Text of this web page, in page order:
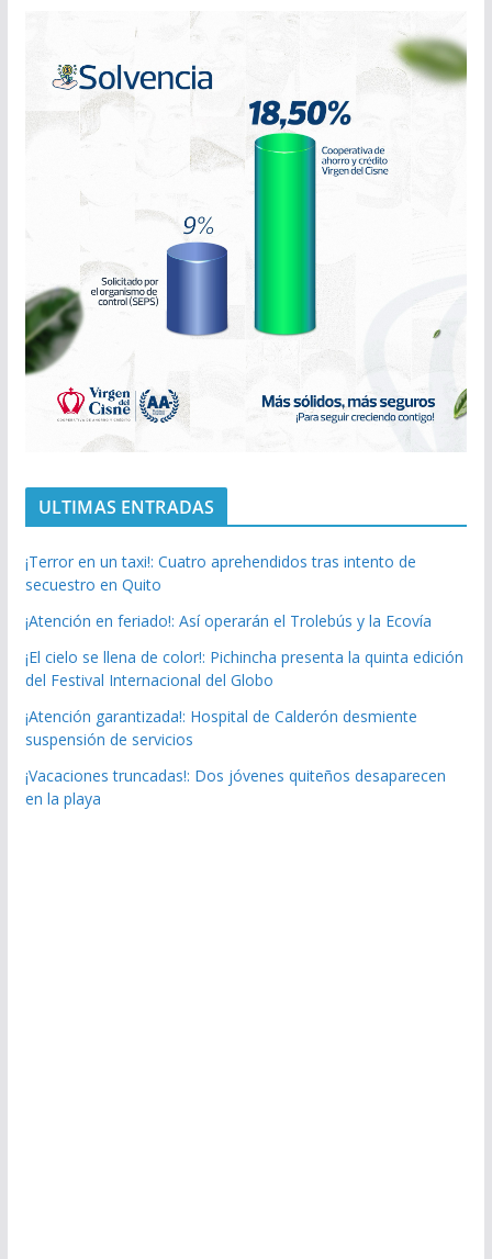
ULTIMAS ENTRADAS
¡Terror en un taxi!: Cuatro aprehendidos tras intento de
secuestro en Quito
¡Atención en feriado!: Así operarán el Trolebús y la Ecovía
¡El cielo se llena de color!: Pichincha presenta la quinta edición
del Festival Internacional del Globo
¡Atención garantizada!: Hospital de Calderón desmiente
suspensión de servicios
¡Vacaciones truncadas!: Dos jóvenes quiteños desaparecen
en la playa